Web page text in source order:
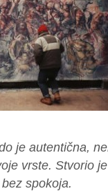
je autentična,
vrste. Stvorio
spokoja.